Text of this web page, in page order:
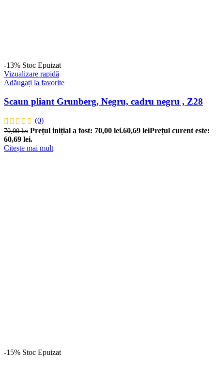
-13% Stoc Epuizat
Vizualizare rapidă
Adăugați la favorite
Scaun pliant Grunberg, Negru, cadru negru , Z28
(0)
70,00lei Prețul inițial a fost: 70,00 lei.60,69 leiPrețul curent este:
60,69 lei.
Citește mai mult
-15% Stoc Epuizat